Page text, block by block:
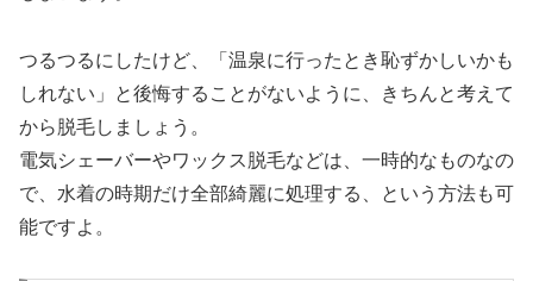
つるつるにしたけど、「温泉に行ったとき恥ずかしいかも
しれない」と後悔することがないように、きちんと考えて
から脱毛しましょう。
電気シェーバーやワックス脱毛などは、一時的なものなの
で、水着の時期だけ全部綺麗に処理する、という方法も可
能ですよ。